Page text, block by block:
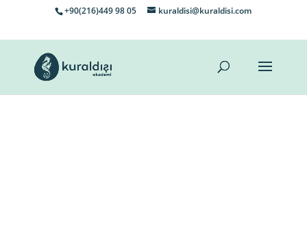
+90(216)449 98 05 kuraldisi@kuraldisi.com